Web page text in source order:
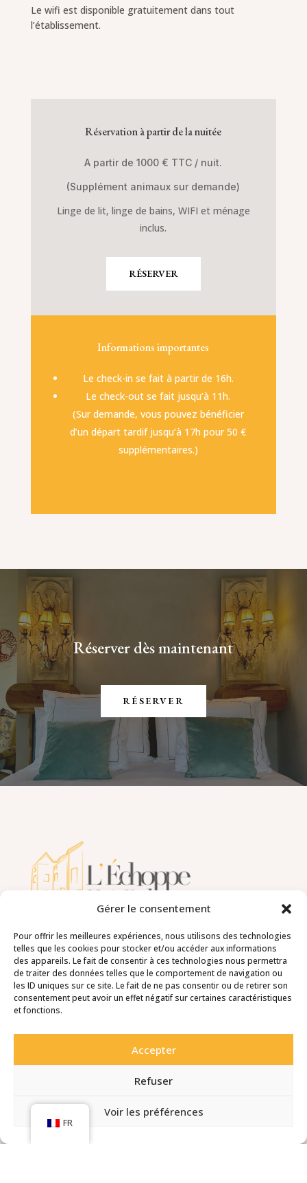
Gérer le consentement
Pour offrir les meilleures expériences, nous utilisons des technologies
telles que les cookies pour stocker et/ou accéder aux informations
des appareils. Le fait de consentir à ces technologies nous permettra
de traiter des données telles que le comportement de navigation ou
les ID uniques sur ce site. Le fait de ne pas consentir ou de retirer son
consentement peut avoir un effet négatif sur certaines caractéristiques
et fonctions.
Accepter
Refuser
Voir les préférences
Le wifi est disponible gratuitement dans tout
l’établissement.
Réservation à partir de la nuitée
A partir de 1000 € TTC / nuit.
(Supplément animaux sur demande)
Linge de lit, linge de bains, WIFI et ménage
inclus.
RÉSERVER
Informations importantes
Le check-in se fait à partir de 16h.
Le check-out se fait jusqu’à 11h.
(Sur demande, vous pouvez bénéficier
d’un départ tardif jusqu’à 17h pour 50 €
supplémentaires.)
Réserver dès maintenant
RÉSERVER
ADRESSE
contact@lechoppeestbelle.fr
FR